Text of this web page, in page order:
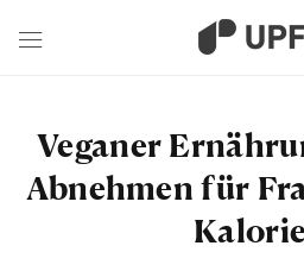
Veganer
Abnehmen für